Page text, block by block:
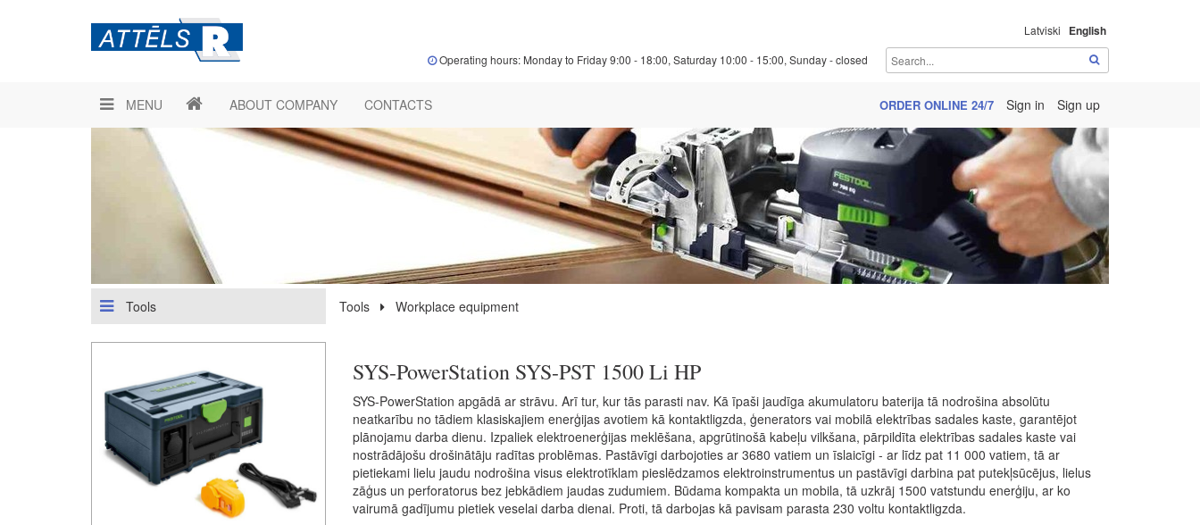
Latviski English
Operating hours: Monday to Friday 9:00 - 18:00, Saturday 10:00 - 15:00, Sunday - closed
MENU ABOUT COMPANY CONTACTS ORDER ONLINE 24/7 Sign in Sign up
Tools Tools Workplace equipment
SYS-PowerStation SYS-PST 1500 Li HP
SYS-PowerStation apgādā ar strāvu. Arī tur, kur tās parasti nav. Kā īpaši jaudīga akumulatoru baterija tā nodrošina absolūtu
neatkarību no tādiem klasiskajiem enerģijas avotiem kā kontaktligzda, ģenerators vai mobilā elektrības sadales kaste, garantējot
plānojamu darba dienu. Izpaliek elektroenerģijas meklēšana, apgrūtinošā kabeļu vilkšana, pārpildīta elektrības sadales kaste vai
nostrādājošu drošinātāju radītas problēmas. Pastāvīgi darbojoties ar 3680 vatiem un īslaicīgi - ar līdz pat 11 000 vatiem, tā ar
pietiekami lielu jaudu nodrošina visus elektrotīklam pieslēdzamos elektroinstrumentus un pastāvīgi darbina pat putekļsūcējus, lielus
zāģus un perforatorus bez jebkādiem jaudas zudumiem. Būdama kompakta un mobila, tā uzkrāj 1500 vatstundu enerģiju, ar ko
vairumā gadījumu pietiek veselai darba dienai. Proti, tā darbojas kā pavisam parasta 230 voltu kontaktligzda.